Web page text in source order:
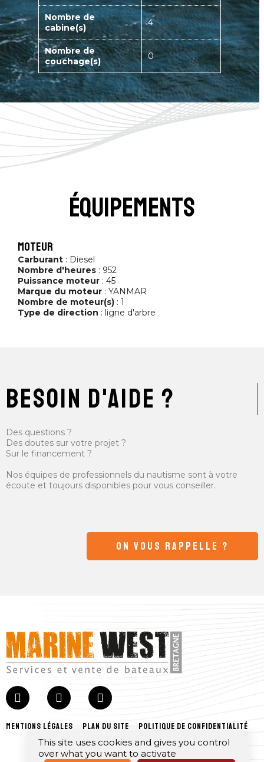
Nombre de
cabine(s)
4
Nombre de
couchage(s)
0
équipements
moteur
Carburant : Diesel
Nombre d'heures : 952
Puissance moteur : 45
Marque du moteur : YANMAR
Nombre de moteur(s) : 1
Type de direction : ligne d'arbre
besoin d'aide ?
Des questions ?
Des doutes sur votre projet ?
Sur le financement ?
Nos équipes de professionnels du nautisme sont à votre
écoute et toujours disponibles pour vous conseiller.
ON VOUS RAPPELLE ?
mentions légales plan du site politique de confidentialité
This site uses cookies and gives you control
over what you want to activate